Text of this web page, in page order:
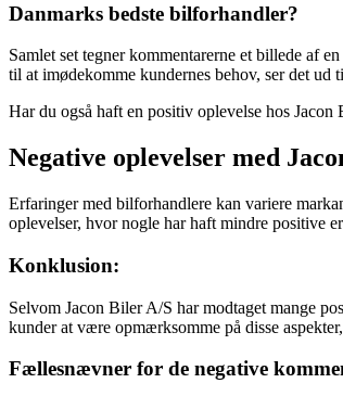
Danmarks bedste bilforhandler?
Samlet set tegner kommentarerne et billede af
til at imødekomme kundernes behov, ser det ud
Har du også haft en positiv oplevelse hos
Negative oplevelser med
Erfaringer med bilforhandlere kan variere
oplevelser, hvor nogle har haft mindre positive
Konklusion:
Selvom Jacon Biler A/S har modtaget mange
kunder at være opmærksomme på disse
Fællesnævner for de negative